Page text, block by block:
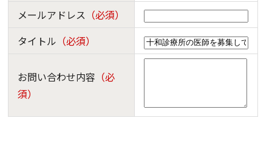
メールアドレス （必須）
タイトル （必須）
お問い合わせ内容 （必
須）